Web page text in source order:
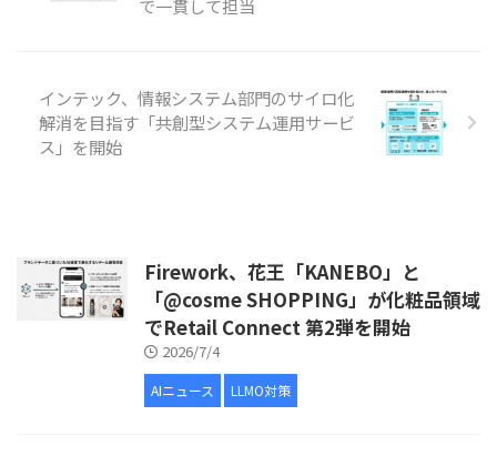
で一貫して担当
インテック、情報システム部門のサイロ化
解消を目指す「共創型システム運用サービ
ス」を開始
Firework、花王「KANEBO」と
「@cosme SHOPPING」が化粧品領域
でRetail Connect 第2弾を開始
2026/7/4
AIニュース LLMO対策